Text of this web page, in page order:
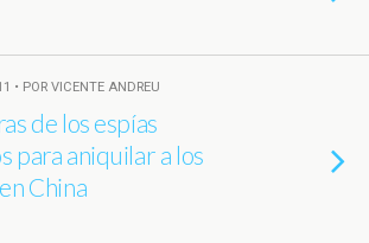
• POR VICENTE ANDREU
de los espías
para aniquilar a los
China